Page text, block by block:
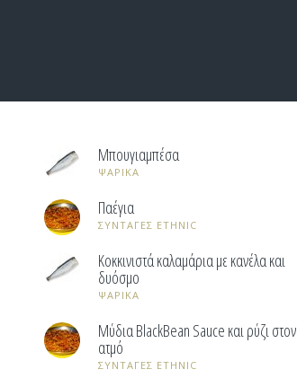
Μπουγιαμπέσα
ΨΑΡΙΚΑ
Παέγια
ΣΥΝΤΑΓΕΣ ETHNIC
Κοκκινιστά καλαμάρια με κανέλα και
δυόσμο
ΨΑΡΙΚΑ
Μύδια BlackBean Sauce και ρύζι στον
ατμό
ΣΥΝΤΑΓΕΣ ETHNIC